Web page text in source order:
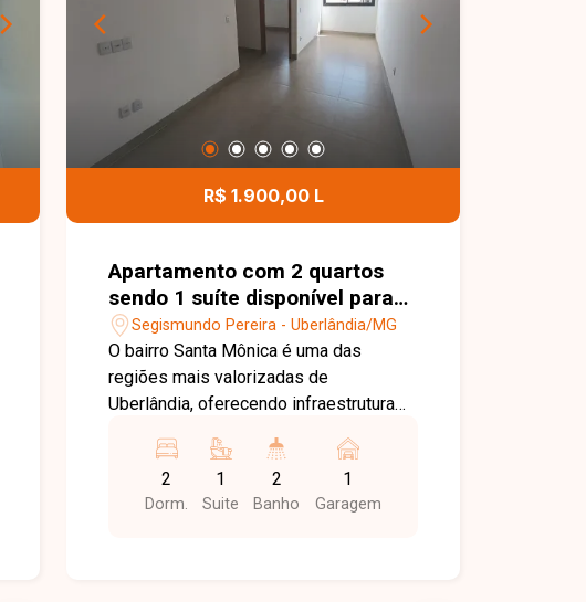
R$ 1.900,00 L
Apartamento com 2 quartos
sendo 1 suíte disponível para
locação no bairro Santa
Mônica em Uberlândia-MG
Segismundo Pereira - Uberlândia/MG
O bairro Santa Mônica é uma das
regiões mais valorizadas de
Uberlândia, oferecendo infraestrutura
avenidas da cidade e proximidade com
supermercados, universidades,
escolas, farmácias, restaurantes,
2
Dorm.
1
Suite
2
Banho
1
Garagem